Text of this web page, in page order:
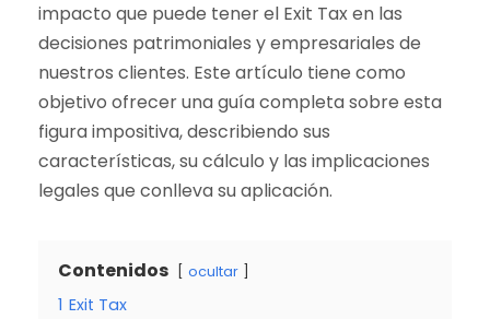
impacto que puede tener el Exit Tax en las
decisiones patrimoniales y empresariales de
nuestros clientes. Este artículo tiene como
objetivo ofrecer una guía completa sobre esta
figura impositiva, describiendo sus
características, su cálculo y las implicaciones
legales que conlleva su aplicación.
Contenidos ocultar
1 Exit Tax